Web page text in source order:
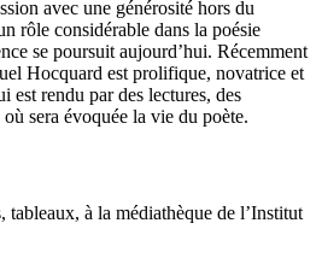
avec une générosité hors du
rôle considérable dans la poésie
se poursuit aujourd’hui. Récemment
Hocquard est prolifique, novatrice et
est rendu par des lectures, des
sera évoquée la vie du poète.
à la médiathèque de l’Institut